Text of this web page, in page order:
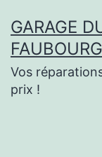
au
contenu
GARAGE
Vos
prix !